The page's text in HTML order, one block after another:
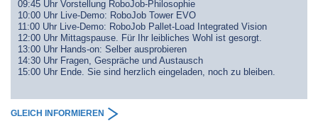
09:45 Uhr Vorstellung RoboJob-Philosophie
10:00 Uhr Live-Demo: RoboJob Tower EVO
11:00 Uhr Live-Demo: RoboJob Pallet-Load Integrated Vision
12:00 Uhr Mittagspause. Für Ihr leibliches Wohl ist gesorgt.
13:00 Uhr Hands-on: Selber ausprobieren
14:30 Uhr Fragen, Gespräche und Austausch
15:00 Uhr Ende. Sie sind herzlich eingeladen, noch zu bleiben.
GLEICH INFORMIEREN